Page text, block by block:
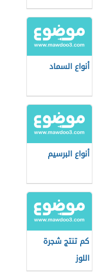
أنواع السماد
أنواع البرسيم
كم تنتج شجرة
اللوز